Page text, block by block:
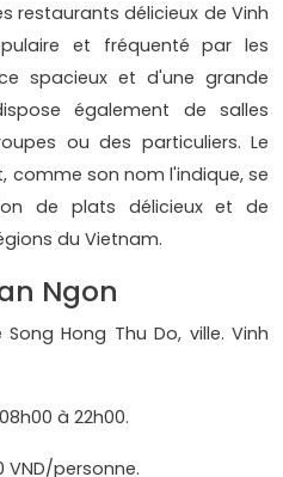
restaurants délicieux de Vinh
et fréquenté par les
spacieux et d'une grande
également de salles
ou des particuliers. Le
comme son nom l'indique, se
de plats délicieux et de
du Vietnam.
Ngon
Hong Thu Do, ville. Vinh
à 22h00.
VND/personne.